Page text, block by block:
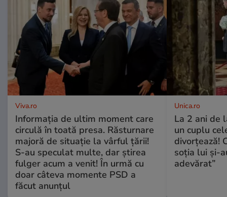
Viva.ro
Informația de ultim moment care
circulă în toată presa. Răsturnare
majoră de situație la vârful țării!
S-au speculat multe, dar știrea
fulger acum a venit! În urmă cu
doar câteva momente PSD a
făcut anunțul
Unica.ro
La 2 ani de
un cuplu
divorțează!
soția lui și-
adevărat”